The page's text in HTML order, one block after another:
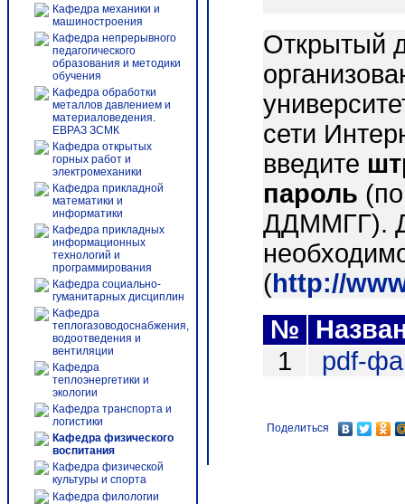
Кафедра механики и
машиностроения
Кафедра непрерывного
педагогического
образования и методики
обучения
Кафедра обработки
металлов давлением и
материаловедения.
ЕВРАЗ ЗСМК
Кафедра открытых
горных работ и
электромеханики
Кафедра прикладной
математики и
информатики
Кафедра прикладных
информационных
технологий и
программирования
Кафедра социально-
гуманитарных дисциплин
Кафедра
теплогазоводоснабжения,
водоотведения и
вентиляции
Кафедра
теплоэнергетики и
экологии
Кафедра транспорта и
логистики
Кафедра физического
воспитания
Кафедра физической
культуры и спорта
Кафедра филологии
Открытый
сети
введите
пароль
ДДММГГ).
(http://
№
1
pdf-
Поделиться